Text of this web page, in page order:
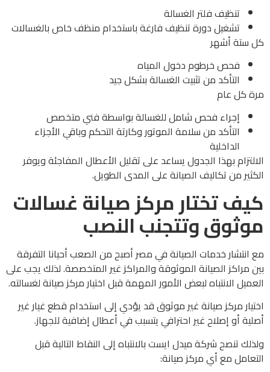
تنظيف فلتر الغسالة
تشغيل دورة تنظيف فارغة باستخدام منظف خاص بالغسالات
كل ستة أشهر
فحص خرطوم دخول المياه
التأكد من تثبيت الغسالة بشكل جيد
مرة كل عام
إجراء فحص شامل للغسالة بواسطة فني متخصص
التأكد من سلامة الموتور وكارتة التحكم وباقي الأجزاء
الداخلية
الالتزام بهذا الجدول يساعد على تقليل الأعطال المفاجئة ويوفر
الكثير من تكاليف الصيانة على المدى الطويل.
كيف تختار مركز صيانة غسالات
موثوق وتتجنب النصب
مع انتشار خدمات الصيانة في مصر أصبح من الصعب أحيانا التفرقة
بين مراكز الصيانة الموثوقة والمراكز غير المتخصصة. لذلك يجب على
العميل الانتباه لبعض الأمور المهمة قبل اختيار مركز صيانة لغسالته.
اختيار مركز صيانة غير موثوق قد يؤدي إلى استخدام قطع غيار غير
أصلية أو إصلاح غير احترافي يتسبب في أعطال إضافية للجهاز.
ولذلك تنصح شركة ميدل ايست بالانتباه إلى النقاط التالية قبل
التعامل مع أي مركز صيانة: